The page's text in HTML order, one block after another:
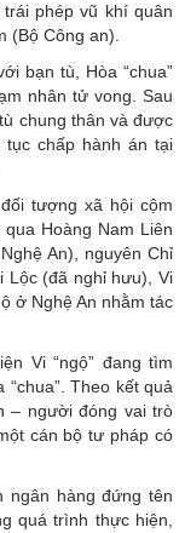
phép vũ khí quân
(Bộ Công an).
bạn tù, Hòa “chua”
nhân tử vong. Sau
chung thân và được
tục chấp hành án tại
tượng xã hội cộm
Hoàng Nam Liên
An), nguyên Chỉ
Lộc (đã nghỉ hưu), Vi
ở Nghệ An nhằm tác
Vi “ngộ” đang tìm
Theo kết quả
– người đóng vai trò
cán bộ tư pháp có
ngân hàng đứng tên
quá trình thực hiện,